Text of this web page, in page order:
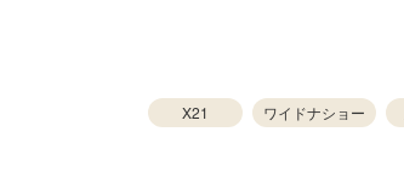
X21 ワイドナショー